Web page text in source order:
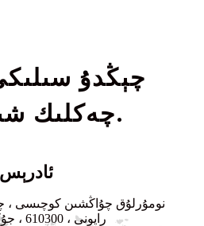
چېڭدۇ
چەكلىك شىركىتى.
ئادرېس
رايونى ، 610300 ، جۇڭگو چېڭدۇ